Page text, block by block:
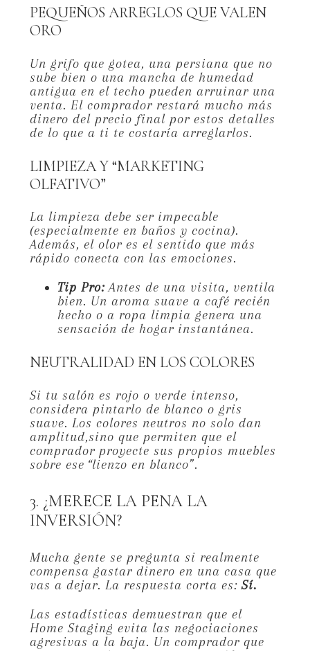
PEQUEÑOS ARREGLOS QUE VALEN
ORO
Un grifo que gotea, una persiana que no
sube bien o una mancha de humedad
antigua en el techo pueden arruinar una
venta. El comprador restará mucho más
dinero del precio final por estos detalles
de lo que a ti te costaría arreglarlos.
LIMPIEZA Y “MARKETING
OLFATIVO”
La limpieza debe ser impecable
(especialmente en baños y cocina).
Además, el olor es el sentido que más
rápido conecta con las emociones.
Tip Pro:Antes de una visita, ventila
bien. Un aroma suave a café recién
hecho o a ropa limpia genera una
sensación de hogar instantánea.
NEUTRALIDAD EN LOS COLORES
Si tu salón es rojo o verde intenso,
considera pintarlo de blanco o gris
suave. Los colores neutros no solo dan
amplitud,sino que permiten que el
comprador proyecte sus propios muebles
sobre ese “lienzo en blanco”.
3. ¿MERECE LA PENA LA
INVERSIÓN?
Mucha gente se pregunta si realmente
compensa gastar dinero en una casa que
vas a dejar. La respuesta corta es: Sí.
Las estadísticas demuestran que el
Home Staging evita las negociaciones
agresivas a la baja. Un comprador que